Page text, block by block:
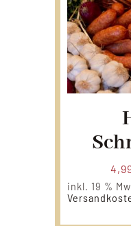
inkl. 19 %